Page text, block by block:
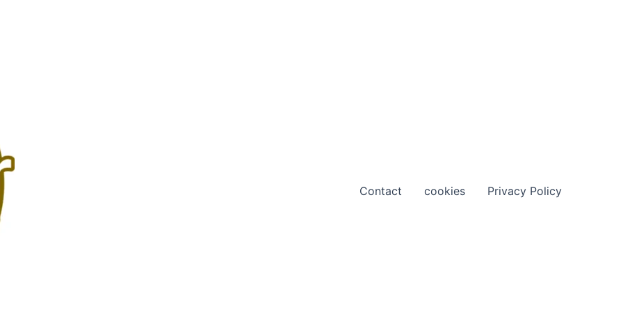
Contact cookies Privacy Policy